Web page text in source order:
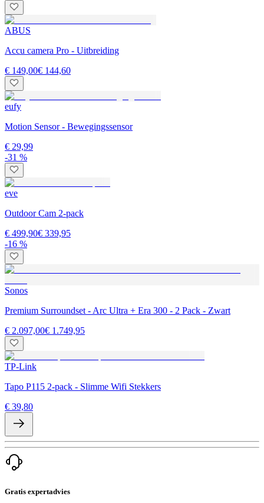
ABUS
Accu camera Pro - Uitbreiding
€ 149,00€ 144,60
eufy
Motion Sensor - Bewegingssensor
€ 29,99
-31 %
eve
Outdoor Cam 2-pack
€ 499,90€ 339,95
-16 %
Sonos
Premium Surroundset - Arc Ultra + Era 300 - 2 Pack - Zwart
€ 2.097,00€ 1.749,95
TP-Link
Tapo P115 2-pack - Slimme Wifi Stekkers
€ 39,80
Gratis expertadvies